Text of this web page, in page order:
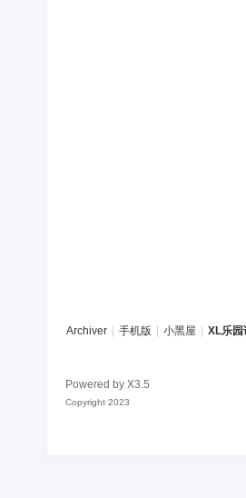
Archiver 手机版 小黑屋 XL乐园
Powered by X3.5
Copyright 2023